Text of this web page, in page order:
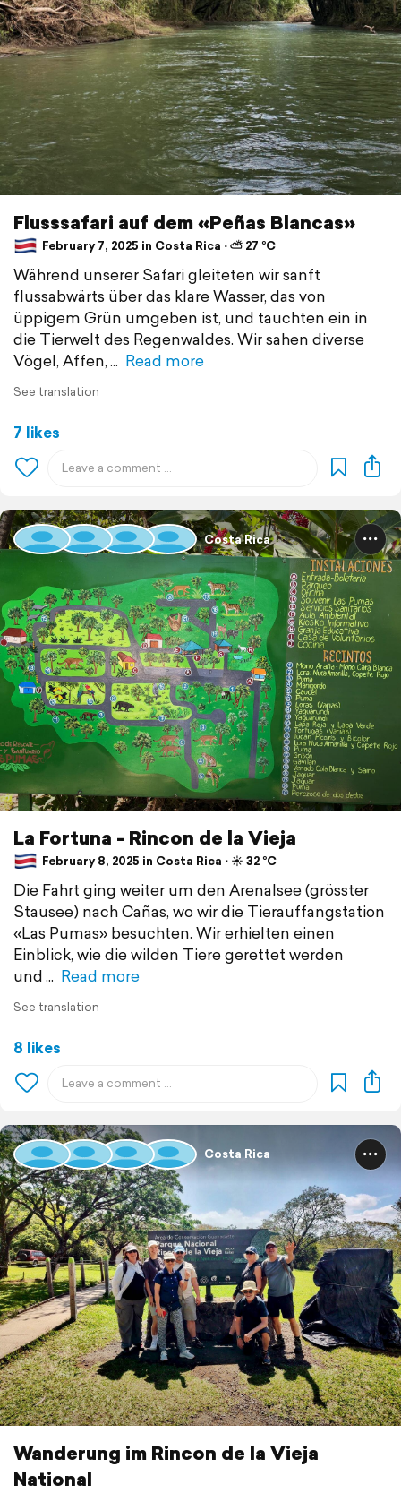
Flusssafari auf dem «Peñas Blancas»
February 7, 2025 in Costa Rica ⋅ ⛅ 27 °C
Während unserer Safari gleiteten wir sanft
flussabwärts über das klare Wasser, das von
üppigem Grün umgeben ist, und tauchten ein in
die Tierwelt des Regenwaldes. Wir sahen diverse
Vögel, Affen,
Read more
See translation
7 likes
Costa Rica
La Fortuna - Rincon de la Vieja
February 8, 2025 in Costa Rica ⋅ ☀️ 32 °C
Die Fahrt ging weiter um den Arenalsee (grösster
Stausee) nach Cañas, wo wir die Tierauffangstation
«Las Pumas» besuchten. Wir erhielten einen
Einblick, wie die wilden Tiere gerettet werden
und
Read more
See translation
8 likes
Costa Rica
Wanderung im Rincon de la Vieja
National